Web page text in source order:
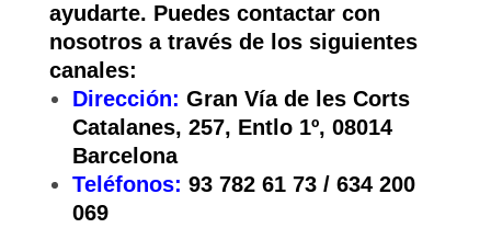
ayudarte. Puedes contactar con
nosotros a través de los siguientes
canales:
Dirección: Gran Vía de les Corts
Catalanes, 257, Entlo 1º, 08014
Barcelona
Teléfonos: 93 782 61 73 / 634 200
069